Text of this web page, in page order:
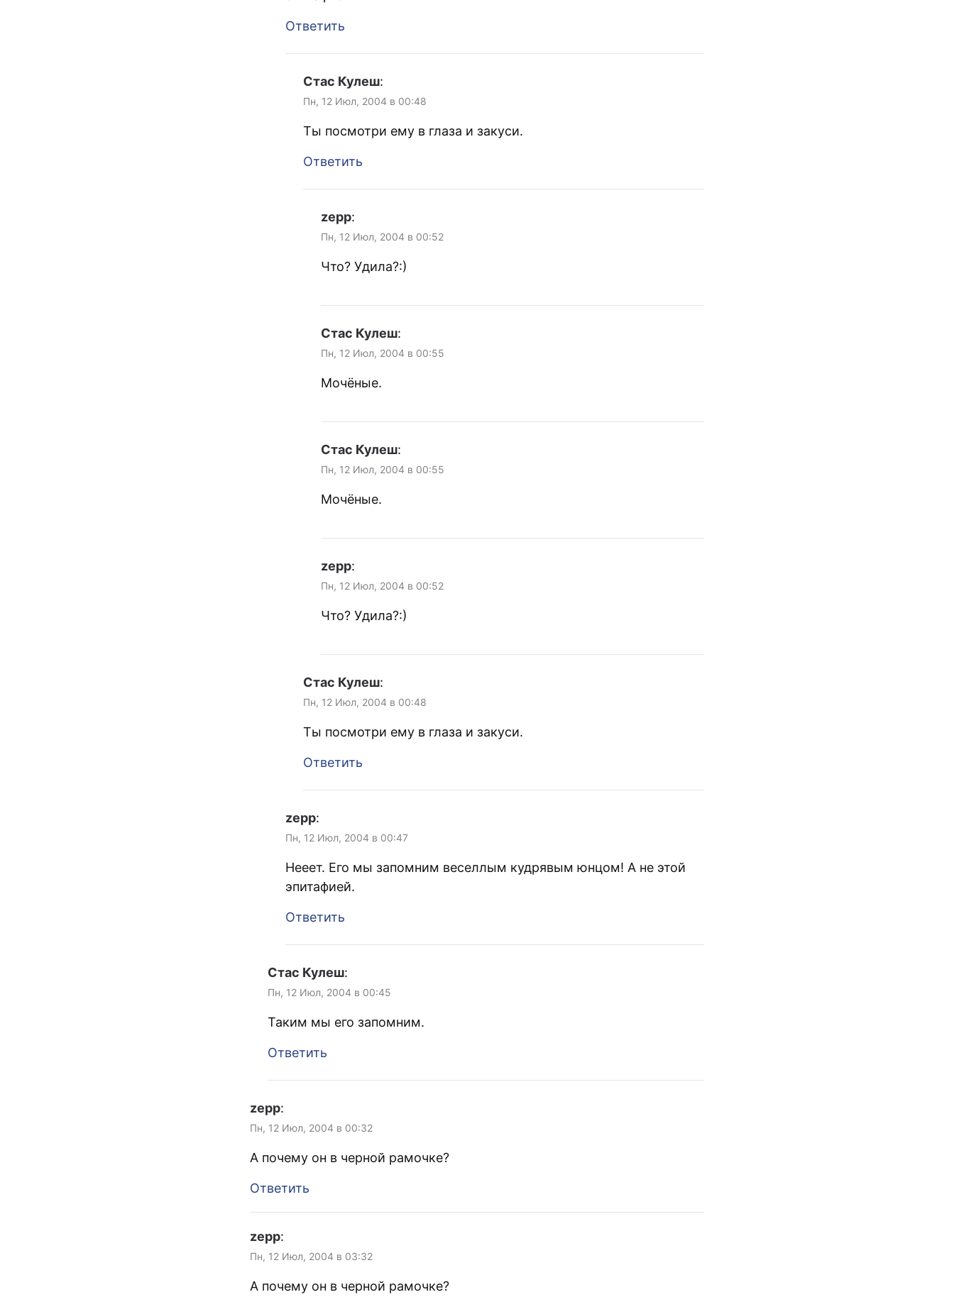
Ответить
Стас Кулеш:
Пн, 12 Июл, 2004 в 00:48
Ты посмотри ему в глаза и закуси.
Ответить
zepp:
Пн, 12 Июл, 2004 в 00:52
Что? Удила?:)
Стас Кулеш:
Пн, 12 Июл, 2004 в 00:55
Мочёные.
Стас Кулеш:
Пн, 12 Июл, 2004 в 00:55
Мочёные.
zepp:
Пн, 12 Июл, 2004 в 00:52
Что? Удила?:)
Стас Кулеш:
Пн, 12 Июл, 2004 в 00:48
Ты посмотри ему в глаза и закуси.
Ответить
zepp:
Пн, 12 Июл, 2004 в 00:47
Нееет. Его мы запомним веселлым кудрявым юнцом! А не этой
эпитафией.
Ответить
Стас Кулеш:
Пн, 12 Июл, 2004 в 00:45
Таким мы его запомним.
Ответить
zepp:
Пн, 12 Июл, 2004 в 00:32
А почему он в черной рамочке?
Ответить
zepp:
Пн, 12 Июл, 2004 в 03:32
А почему он в черной рамочке?